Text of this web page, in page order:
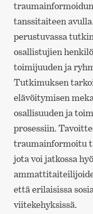
tanssitaiteen
perustuvassa
osallistujien
toimijuuden ja
Tutkimuksen
elävöitymisen
osallisuuden ja
prosessiin.
traumainformoitu
jota voi jatkossa
että erilaisissa
viitekehyksissä.